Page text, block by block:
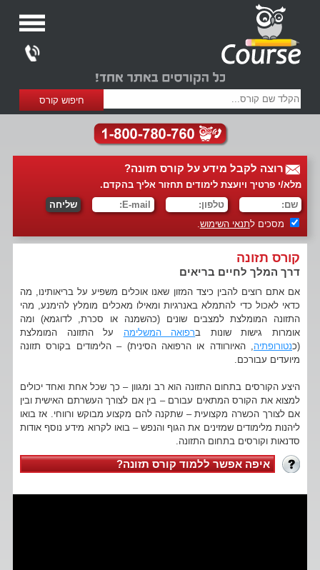
רוצה לקבל מידע על קורס תזונה?
מלא/י פרטיך ויועצת לימודים תחזור אליך בהקדם.
מסכים לתנאי השימוש.
קורס תזונה
דרך המלך לחיים בריאים
אם אתם רוצים להבין כיצד המזון שאנו אוכלים משפיע על בריאותינו, מה
כדאי לאכול כדי להתמלא באנרגיות ומאילו מאכלים מומלץ להימנע, מהי
התזונה המומלצת למצבים שונים (כהשמנה או סכרת, לדוגמא) ומה
אומרות גישות שונות ברפואה המשלימה על התזונה המומלצת
(כנטורופתיה, האיורוודה או הרפואה הסינית) – הלימודים בקורס תזונה
מיועדים עבורכם.
היצע הקורסים בתחום התזונה הוא רב ומגוון – כך שכל אחת ואחד יכולים
למצוא את הקורס המתאים עבורם – בין אם לצורך העשרתם האישית ובין
אם לצורך הכשרה מקצועית – שתקנה להם מקצוע מבוקש ורווחי. אז בואו
ליהנות מלימודים שמזינים את הגוף והנפש – בואו לקרוא מידע נוסף אודות
סדנאות וקורסים בתחום התזונה.
איפה אפשר ללמוד קורס תזונה?